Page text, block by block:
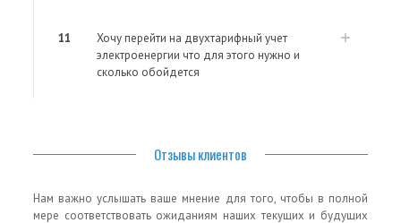
11
Хочу перейти на двухтарифный учет
электроенергии что для этого нужно и
сколько обойдется
Отзывы клиентов
Нам важно услышать ваше мнение для того, чтобы в полной
мере соответствовать ожиданиям наших текущих и будущих